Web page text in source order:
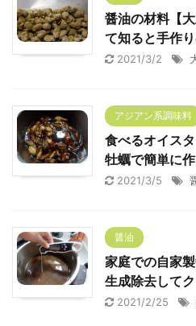
醤油の材料【
て知ると手作
2021/3/2
アジアン系調味料
食べるオイス
牡蠣で簡単に作
2021/3/5
醤油
家庭での自家
生成除去して
2021/2/25